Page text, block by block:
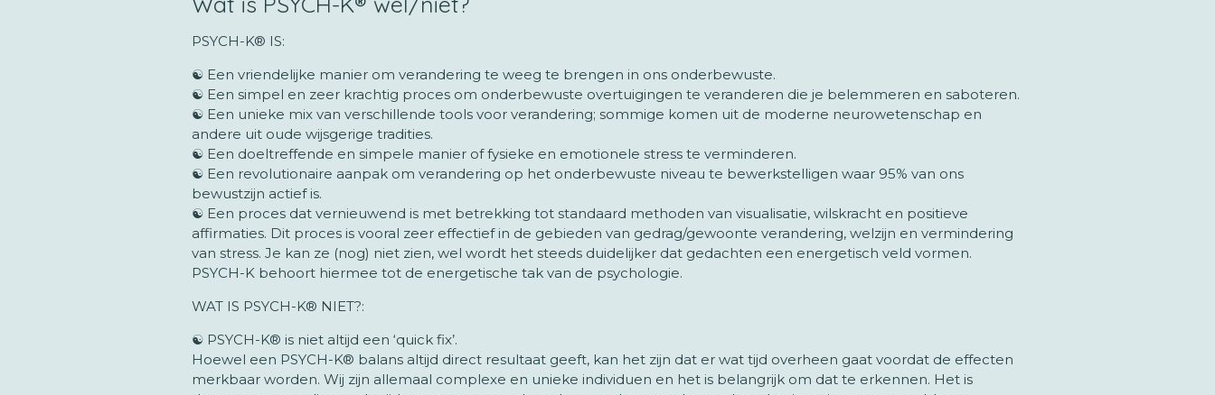
PSYCH-K® IS:
☯ Een vriendelijke manier om verandering te weeg te brengen in ons onderbewuste.
☯ Een simpel en zeer krachtig proces om onderbewuste overtuigingen te veranderen die je belemmeren en saboteren.
☯ Een unieke mix van verschillende tools voor verandering; sommige komen uit de moderne neurowetenschap en
andere uit oude wijsgerige tradities.
☯ Een doeltreffende en simpele manier of fysieke en emotionele stress te verminderen.
☯ Een revolutionaire aanpak om verandering op het onderbewuste niveau te bewerkstelligen waar 95% van ons
bewustzijn actief is.
☯ Een proces dat vernieuwend is met betrekking tot standaard methoden van visualisatie, wilskracht en positieve
affirmaties. Dit proces is vooral zeer effectief in de gebieden van gedrag/gewoonte verandering, welzijn en vermindering
van stress. Je kan ze (nog) niet zien, wel wordt het steeds duidelijker dat gedachten een energetisch veld vormen.
PSYCH-K behoort hiermee tot de energetische tak van de psychologie.
WAT IS PSYCH-K® NIET?:
☯ PSYCH-K® is niet altijd een ‘quick fix’.
Hoewel een PSYCH-K® balans altijd direct resultaat geeft, kan het zijn dat er wat tijd overheen gaat voordat de effecten
merkbaar worden. Wij zijn allemaal complexe en unieke individuen en het is belangrijk om dat te erkennen. Het is